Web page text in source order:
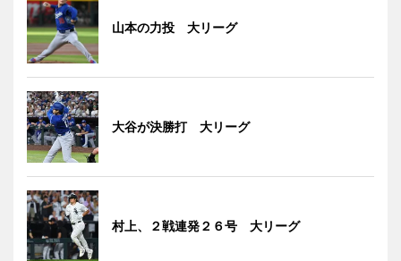
山本の力投 大リーグ
大谷が決勝打 大リーグ
村上、２戦連発２６号 大リーグ